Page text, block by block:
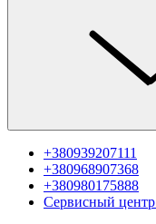
+380939207111
+380968907368
+380980175888
Сервисный центр